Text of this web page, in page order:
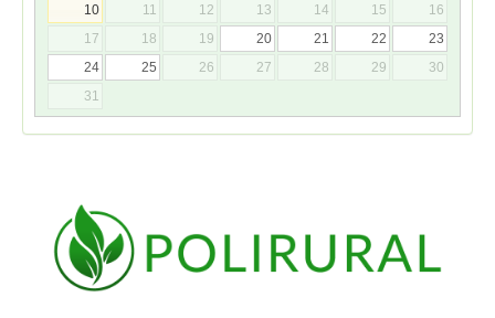
10
11 12 13 14 15
16
17
18 19 20 21 22
23
24
25 26 27 28 29
30
31